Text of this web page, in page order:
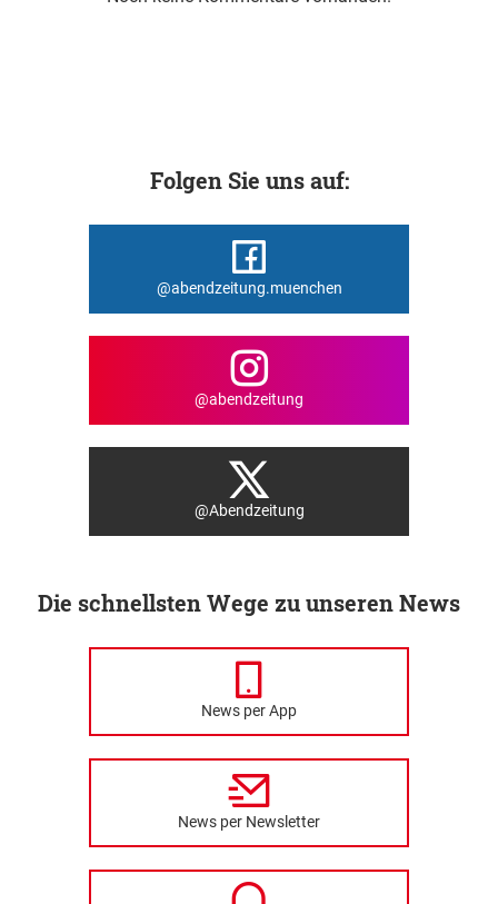
Folgen Sie uns auf:
@abendzeitung.muenchen
@abendzeitung
@Abendzeitung
Die schnellsten Wege zu unseren News
News per App
News per Newsletter